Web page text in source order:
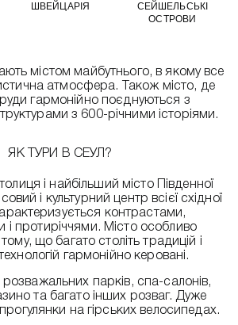
ШВЕЙЦАРІЯ
СЕЙШЕЛЬСЬКІ
ОСТРОВИ
містом майбутнього, в якому все
атмосфера. Також місто, де
гармонійно поєднуються з
з 600-річними історіями.
ЯК ТУРИ В СЕУЛ?
і найбільший місто Південної
і культурний центр всієї східної
контрастами,
і протиріччями. Місто особливо
що багато століть традицій і
гармонійно керовані.
розважальних парків, спа-салонів,
та багато інших розваг. Дуже
на гірських велосипедах.